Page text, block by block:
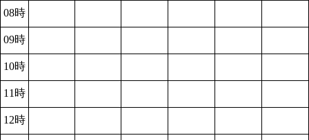
08時
09時
10時
11時
12時